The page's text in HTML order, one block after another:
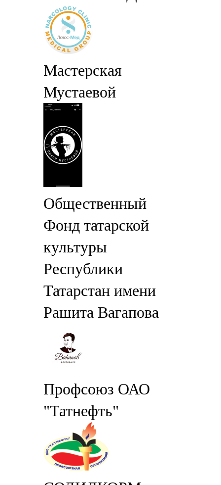
Мастерская
Мустаевой
Общественный
Фонд татарской
культуры
Республики
Татарстан имени
Рашита Вагапова
Профсоюз ОАО
"Татнефть"